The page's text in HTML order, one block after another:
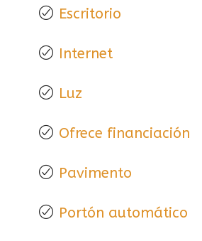
Escritorio
Internet
Luz
Ofrece financiación
Pavimento
Portón automático